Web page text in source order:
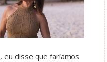
eu disse que faríamos